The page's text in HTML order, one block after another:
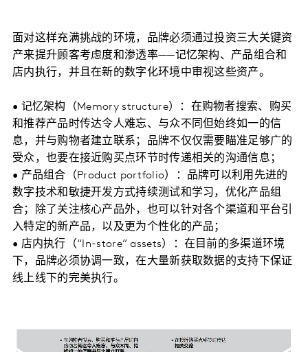
面对这样充满挑战的环境，品牌必须通过投资三大关键资
产来提升顾客考虑度和渗透率——记忆架构、产品组合和
店内执行，并且在新的数字化环境中审视这些资产。
• 记忆架构（Memory structure）：在购物者搜索、购买
和推荐产品时传达令人难忘、与众不同但始终如一的信
息，并与购物者建立联系；品牌不仅仅需要瞄准足够广的
受众，也要在接近购买点环节时传递相关的沟通信息；
• 产品组合（Product portfolio）：品牌可以利用先进的
数字技术和敏捷开发方式持续测试和学习，优化产品组
合；除了关注核心产品外，也可以针对各个渠道和平台引
入特定的新产品，以及更为个性化的产品；
• 店内执行（“In-store” assets）：在目前的多渠道环境
下，品牌必须协调一致，在大量新获取数据的支持下保证
线上线下的完美执行。